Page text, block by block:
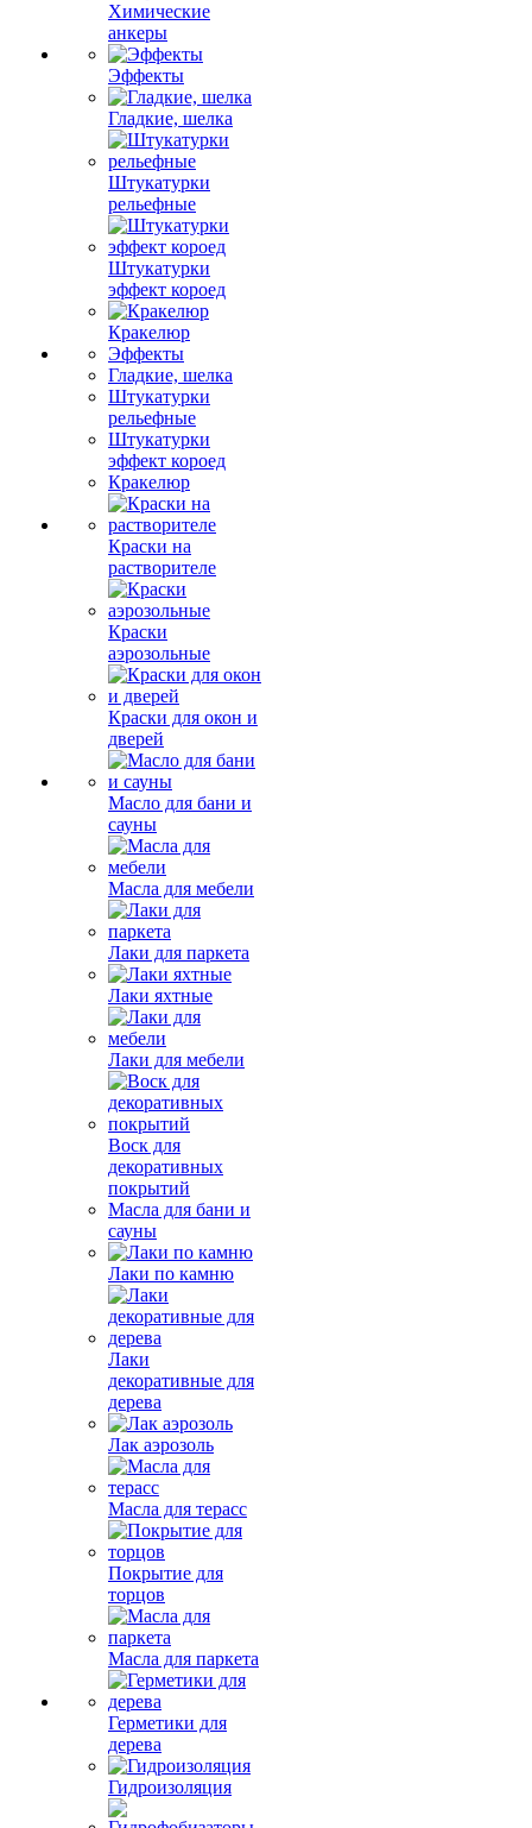
Химические
анкеры
Эффекты
Гладкие, шелка
Штукатурки
рельефные
Штукатурки
эффект короед
Кракелюр
Эффекты
Гладкие, шелка
Штукатурки
рельефные
Штукатурки
эффект короед
Кракелюр
Краски на
растворителе
Краски
аэрозольные
Краски для окон и
дверей
Масло для бани и
сауны
Масла для мебели
Лаки для паркета
Лаки яхтные
Лаки для мебели
Воск для
декоративных
покрытий
Масла для бани и
сауны
Лаки по камню
Лаки
декоративные для
дерева
Лак аэрозоль
Масла для терасс
Покрытие для
торцов
Масла для паркета
Герметики для
дерева
Гидроизоляция